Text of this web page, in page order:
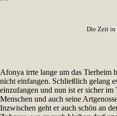
Die Zeit in
Afonya irrte lange um das Tierheim
nicht einfangen. Schließlich gelang
einzufangen und nun ist er sicher
Menschen und auch seine
Inzwischen geht er auch schön an